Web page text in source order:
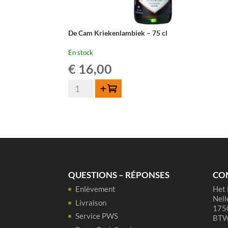
De Cam Kriekenlambiek – 75 cl
En stock
€ 16,00
quantité
Ajouter au panier
QUESTIONS – RÉPONSES
Enlèvement
Livraison
Service PWS
Het